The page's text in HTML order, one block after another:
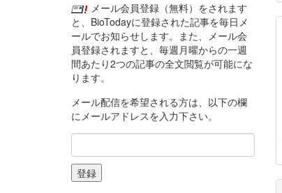
メール会員登録（無料）をされます
と、BioTodayに登録された記事を毎日メ
ールでお知らせします。また、メール会
員登録されますと、毎週月曜からの一週
間あたり2つの記事の全文閲覧が可能にな
ります。
メール配信を希望される方は、以下の欄
にメールアドレスを入力下さい。